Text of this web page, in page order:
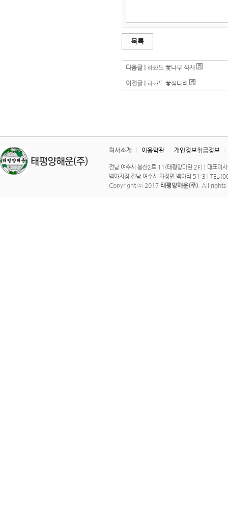
목록
다음글 | 하화도 꽃나무 식재
이전글 | 하화도 꽃섬다리
전남 여수시 봉산2로 11(태평양마린 2F) | 대표
백야지점:전남 여수시 화정면 백야리 51-3 |
Copyright ⓒ 2017 태평양해운(주) . All